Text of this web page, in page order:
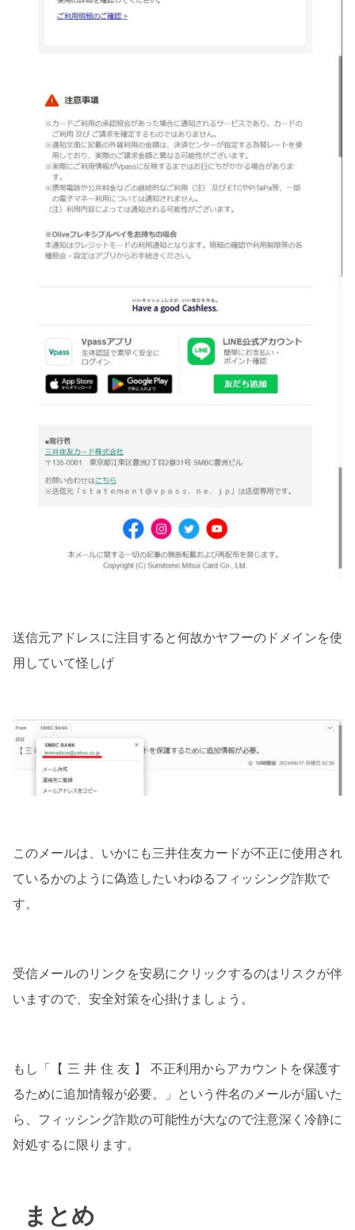
送信元アドレスに注目すると何故かヤフーのドメインを使
用していて怪しげ
このメールは、いかにも三井住友カードが不正に使用され
ているかのように偽造したいわゆるフィッシング詐欺で
す。
受信メールのリンクを安易にクリックするのはリスクが伴
いますので、安全対策を心掛けましょう。
もし「【 三 井 住 友 】 不正利用からアカウントを保護す
るために追加情報が必要。」という件名のメールが届いた
ら、フィッシング詐欺の可能性が大なので注意深く冷静に
対処するに限ります。
まとめ